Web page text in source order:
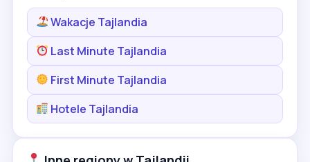
Wakacje Tajlandia
Last Minute Tajlandia
First Minute Tajlandia
Hotele Tajlandia